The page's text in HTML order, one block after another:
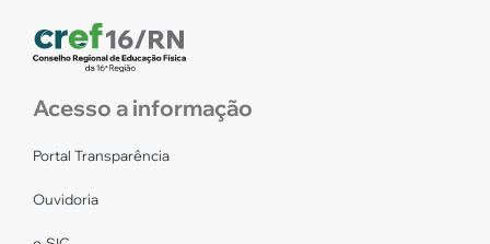
Acesso a informação
Portal Transparência
Ouvidoria